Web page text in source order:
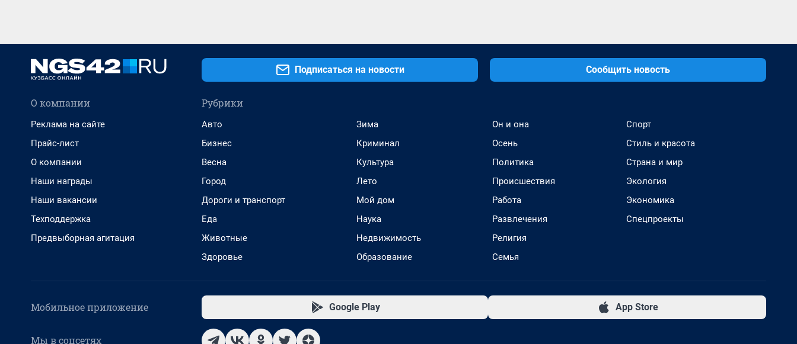
Подписаться на новости Сообщить новость
О компании
Реклама на сайте
Прайс-лист
О компании
Наши награды
Наши вакансии
Техподдержка
Предвыборная агитация
Рубрики
Авто
Бизнес
Весна
Город
Дороги и транспорт
Еда
Животные
Здоровье
Зима
Криминал
Культура
Лето
Мой дом
Наука
Недвижимость
Образование
Он и она
Осень
Политика
Происшествия
Работа
Развлечения
Религия
Семья
Спорт
Стиль и красота
Страна и мир
Экология
Экономика
Спецпроекты
Мобильное приложение Google Play App Store
Мы в соцсетях